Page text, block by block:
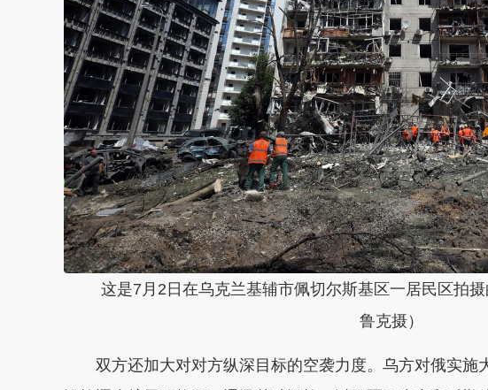
这是7月2日在乌克兰基辅市佩切尔斯基区一居民区拍
鲁克摄）
双方还加大对对方纵深目标的空袭力度。乌方对俄实